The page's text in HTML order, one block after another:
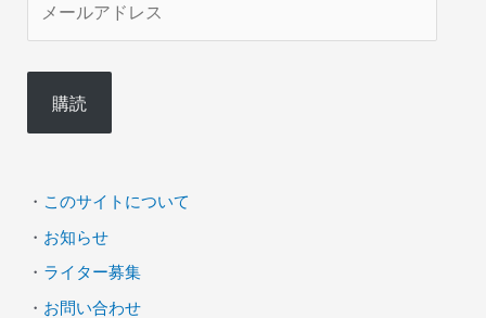
ル
ド
ス
購読
・ このサイトについて
・ お知らせ
・ ライター募集
・ お問い合わせ